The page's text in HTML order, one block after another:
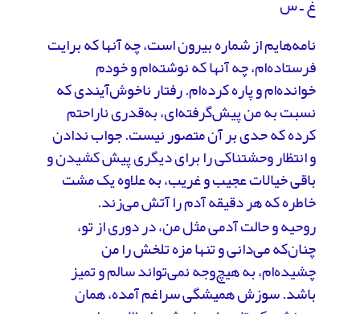
نامه‌هایم از شماره بیرون است، چه آنها که برایت
فرستاده‌ام، چه آنها که نوشته‌ام و خودم
خوانده‌ام و پاره کرده‌ام. رفتار ناخوش‌آیندی که
نسبت به من پیش‌گرفته‌ای، به‌قدری ناراحتم
کرده که حدی بر آن متصور نیست. جواب ندادن
و انتظار وحشتناکی را برای دیگری پیش کشیدن و
باقی خیالات عجیب و غریب، به علاوه یک مشت
خاطره که هر دقیقه آدم را آتش می‌زند.
روحیه و حالت آدمی مثل من، در دوری از تو،
چنان‌که می‌دانی و تنها مزه تلخش را من
چشیده‌ام، به هیچ‌وجه نمی‌تواند سالم و تمیز
باشد. سوزش همیشگی سراغم آمده، همان